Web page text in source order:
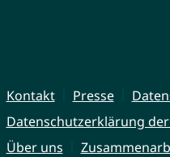
Kontakt Presse
Datenschutzerklärung
Über uns